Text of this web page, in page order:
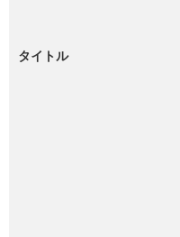
タイトル